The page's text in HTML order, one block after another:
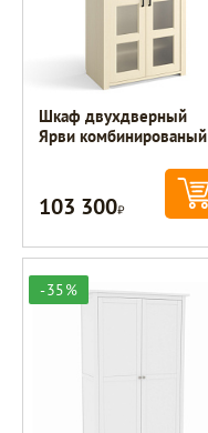
Шкаф двухдверный
Ярви комбинированый
103 300Р
-35%